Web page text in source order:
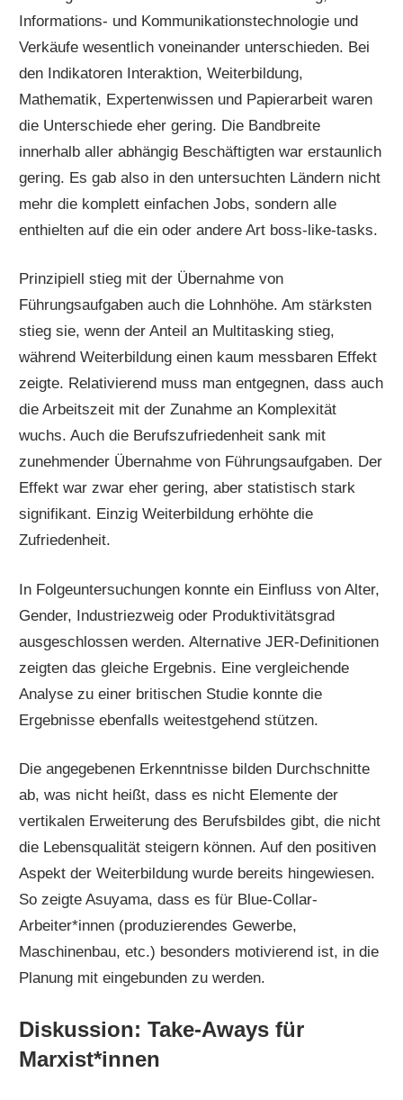
Informations- und Kommunikationstechnologie und
Verkäufe wesentlich voneinander unterschieden. Bei
den Indikatoren Interaktion, Weiterbildung,
Mathematik, Expertenwissen und Papierarbeit waren
die Unterschiede eher gering. Die Bandbreite
innerhalb aller abhängig Beschäftigten war erstaunlich
gering. Es gab also in den untersuchten Ländern nicht
mehr die komplett einfachen Jobs, sondern alle
enthielten auf die ein oder andere Art boss-like-tasks.
Prinzipiell stieg mit der Übernahme von
Führungsaufgaben auch die Lohnhöhe. Am stärksten
stieg sie, wenn der Anteil an Multitasking stieg,
während Weiterbildung einen kaum messbaren Effekt
zeigte. Relativierend muss man entgegnen, dass auch
die Arbeitszeit mit der Zunahme an Komplexität
wuchs. Auch die Berufszufriedenheit sank mit
zunehmender Übernahme von Führungsaufgaben. Der
Effekt war zwar eher gering, aber statistisch stark
signifikant. Einzig Weiterbildung erhöhte die
Zufriedenheit.
In Folgeuntersuchungen konnte ein Einfluss von Alter,
Gender, Industriezweig oder Produktivitätsgrad
ausgeschlossen werden. Alternative JER-Definitionen
zeigten das gleiche Ergebnis. Eine vergleichende
Analyse zu einer britischen Studie konnte die
Ergebnisse ebenfalls weitestgehend stützen.
Die angegebenen Erkenntnisse bilden Durchschnitte
ab, was nicht heißt, dass es nicht Elemente der
vertikalen Erweiterung des Berufsbildes gibt, die nicht
die Lebensqualität steigern können. Auf den positiven
Aspekt der Weiterbildung wurde bereits hingewiesen.
So zeigte Asuyama, dass es für Blue-Collar-
Arbeiter*innen (produzierendes Gewerbe,
Maschinenbau, etc.) besonders motivierend ist, in die
Planung mit eingebunden zu werden.
Diskussion: Take-Aways für
Marxist*innen